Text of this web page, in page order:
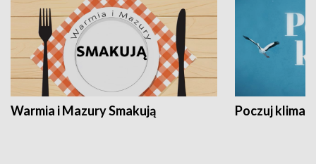
Warmia i Mazury Smakują Poczuj klimat